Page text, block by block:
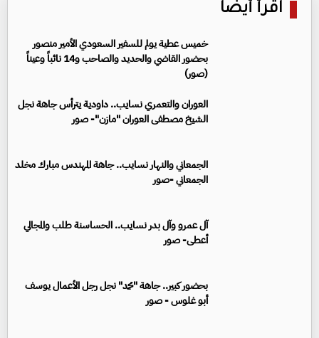
اقرأ أيضا
خميس عطية يولم للسفير السعودي الأمير منصور
بحضور القاضي والحديد والصاحب و14 نائباً وعيناً
(صور)
العوران والتعمري نسايب.. داودية يترأس جاهة نجل
الشيخ مصطفى العوران "مازن"- صور
الجمعاني والنهار نسايب.. جاهة المهندس مبارك مخلد
الجمعاني -صور
آل عمرو وآل بدر نسايب.. الحساسنة طلب والمجالي
أعطى- صور
بحضور كبير.. جاهة "محمد" نجل رجل الأعمال يوسف
أبو غلوس - صور